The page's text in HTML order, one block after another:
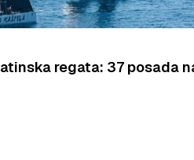
regata: 37 posada